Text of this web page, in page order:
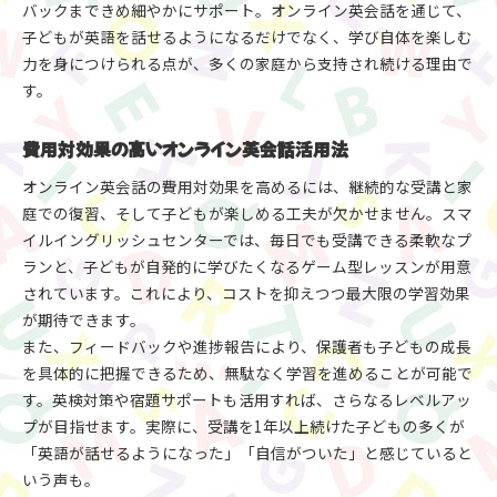
バックまできめ細やかにサポート。オンライン英会話を通じて、
子どもが英語を話せるようになるだけでなく、学び自体を楽しむ
力を身につけられる点が、多くの家庭から支持され続ける理由で
す。
費用対効果の高いオンライン英会話活用法
オンライン英会話の費用対効果を高めるには、継続的な受講と家
庭での復習、そして子どもが楽しめる工夫が欠かせません。スマ
イルイングリッシュセンターでは、毎日でも受講できる柔軟なプ
ランと、子どもが自発的に学びたくなるゲーム型レッスンが用意
されています。これにより、コストを抑えつつ最大限の学習効果
が期待できます。
また、フィードバックや進捗報告により、保護者も子どもの成長
を具体的に把握できるため、無駄なく学習を進めることが可能で
す。英検対策や宿題サポートも活用すれば、さらなるレベルアッ
プが目指せます。実際に、受講を1年以上続けた子どもの多くが
「英語が話せるようになった」「自信がついた」と感じていると
いう声も。